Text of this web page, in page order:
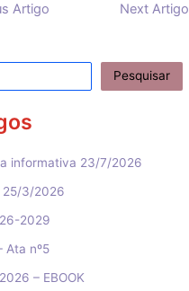
Artigo Next Artigo
Pesquisar
informativa 23/7/2026
25/3/2026
2029
Ata nº5
– EBOOK